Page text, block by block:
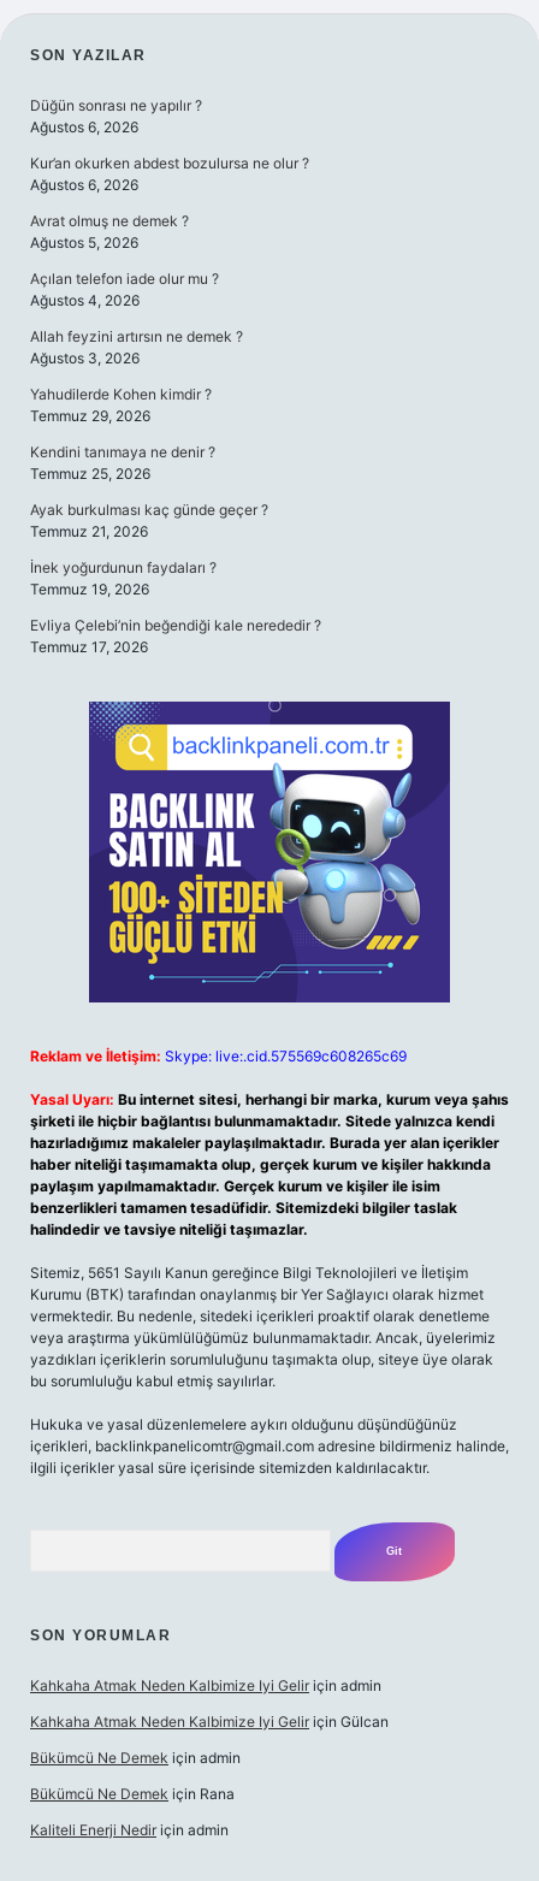
SIDEBAR
SON YAZILAR
Düğün sonrası ne yapılır ?
Ağustos 6, 2026
Kur’an okurken abdest bozulursa ne olur ?
Ağustos 6, 2026
Avrat olmuş ne demek ?
Ağustos 5, 2026
Açılan telefon iade olur mu ?
Ağustos 4, 2026
Allah feyzini artırsın ne demek ?
Ağustos 3, 2026
Yahudilerde Kohen kimdir ?
Temmuz 29, 2026
Kendini tanımaya ne denir ?
Temmuz 25, 2026
Ayak burkulması kaç günde geçer ?
Temmuz 21, 2026
İnek yoğurdunun faydaları ?
Temmuz 19, 2026
Evliya Çelebi’nin beğendiği kale nerededir ?
Temmuz 17, 2026
Reklam ve İletişim: Skype: live:.cid.575569c608265c69
Yasal Uyarı: Bu internet sitesi, herhangi bir marka, kurum veya şahıs
şirketi ile hiçbir bağlantısı bulunmamaktadır. Sitede yalnızca kendi
hazırladığımız makaleler paylaşılmaktadır. Burada yer alan içerikler
haber niteliği taşımamakta olup, gerçek kurum ve kişiler hakkında
paylaşım yapılmamaktadır. Gerçek kurum ve kişiler ile isim
benzerlikleri tamamen tesadüfidir. Sitemizdeki bilgiler taslak
halindedir ve tavsiye niteliği taşımazlar.
Sitemiz, 5651 Sayılı Kanun gereğince Bilgi Teknolojileri ve İletişim
Kurumu (BTK) tarafından onaylanmış bir Yer Sağlayıcı olarak hizmet
vermektedir. Bu nedenle, sitedeki içerikleri proaktif olarak denetleme
veya araştırma yükümlülüğümüz bulunmamaktadır. Ancak, üyelerimiz
yazdıkları içeriklerin sorumluluğunu taşımakta olup, siteye üye olarak
bu sorumluluğu kabul etmiş sayılırlar.
Hukuka ve yasal düzenlemelere aykırı olduğunu düşündüğünüz
içerikleri, backlinkpanelicomtr@gmail.com adresine bildirmeniz halinde,
ilgili içerikler yasal süre içerisinde sitemizden kaldırılacaktır.
SON YORUMLAR
Kahkaha Atmak Neden Kalbimize Iyi Gelir için admin
Kahkaha Atmak Neden Kalbimize Iyi Gelir için Gülcan
Bükümcü Ne Demek için admin
Bükümcü Ne Demek için Rana
Kaliteli Enerji Nedir için admin